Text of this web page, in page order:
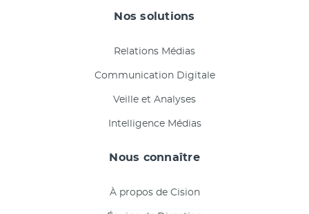
Nos solutions
Relations Médias
Communication Digitale
Veille et Analyses
Intelligence Médias
Nous connaître
À propos de Cision